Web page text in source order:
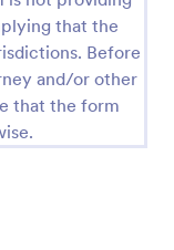
that the
Before
and/or other
that the form
zu
können die
Formular-
Felder
Schriftarten